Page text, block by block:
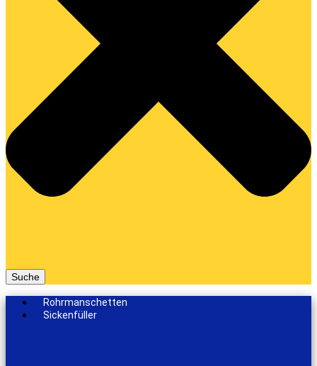
Suche
Rohrmanschetten
Sickenfüller